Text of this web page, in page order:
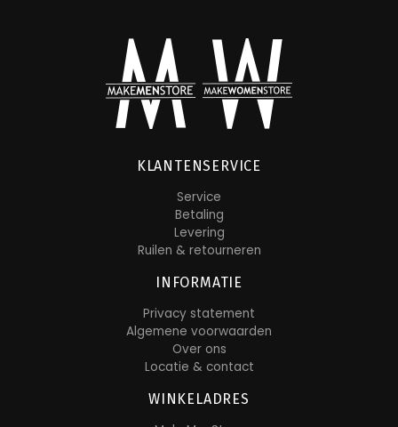
KLANTENSERVICE
Service
Betaling
Levering
Ruilen & retourneren
INFORMATIE
Privacy statement
Algemene voorwaarden
Over ons
Locatie & contact
WINKELADRES